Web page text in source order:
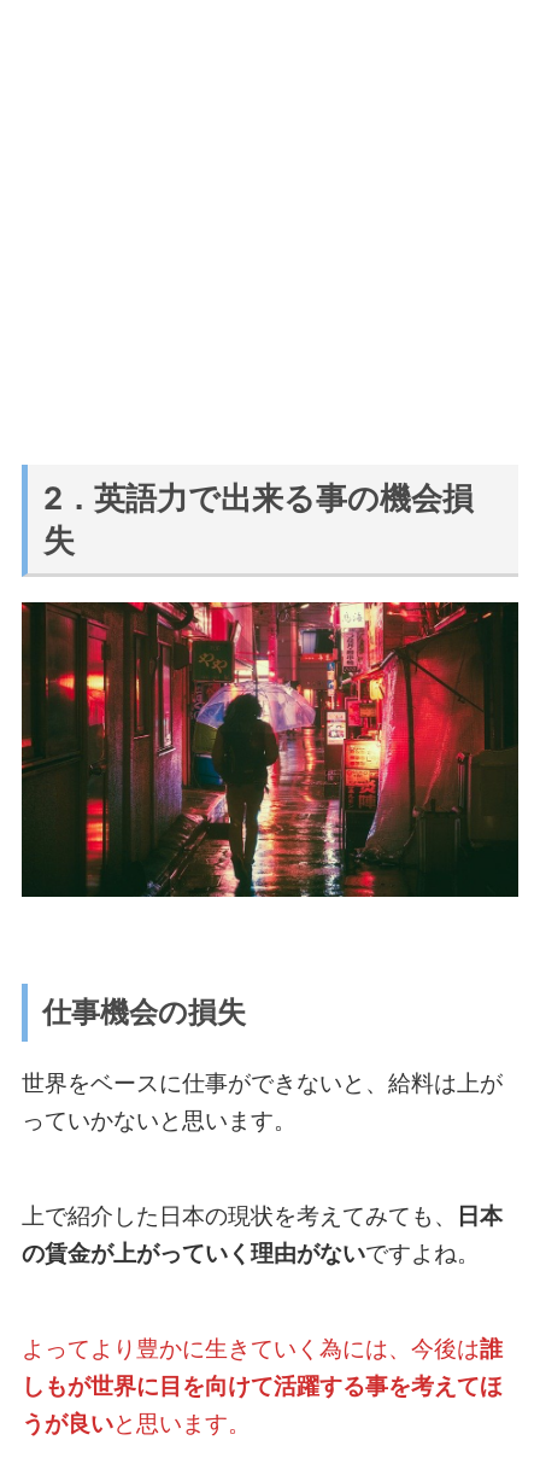
2．英語力で出来る事の機会損
失
仕事機会の損失
世界をベースに仕事ができないと、給料は上が
っていかないと思います。
上で紹介した日本の現状を考えてみても、
日本
の賃金が上がっていく理由がないですよね。
よってより豊かに生きていく為には、今後は誰
しもが世界に目を向けて活躍する事を考えてほ
うが良いと思います。